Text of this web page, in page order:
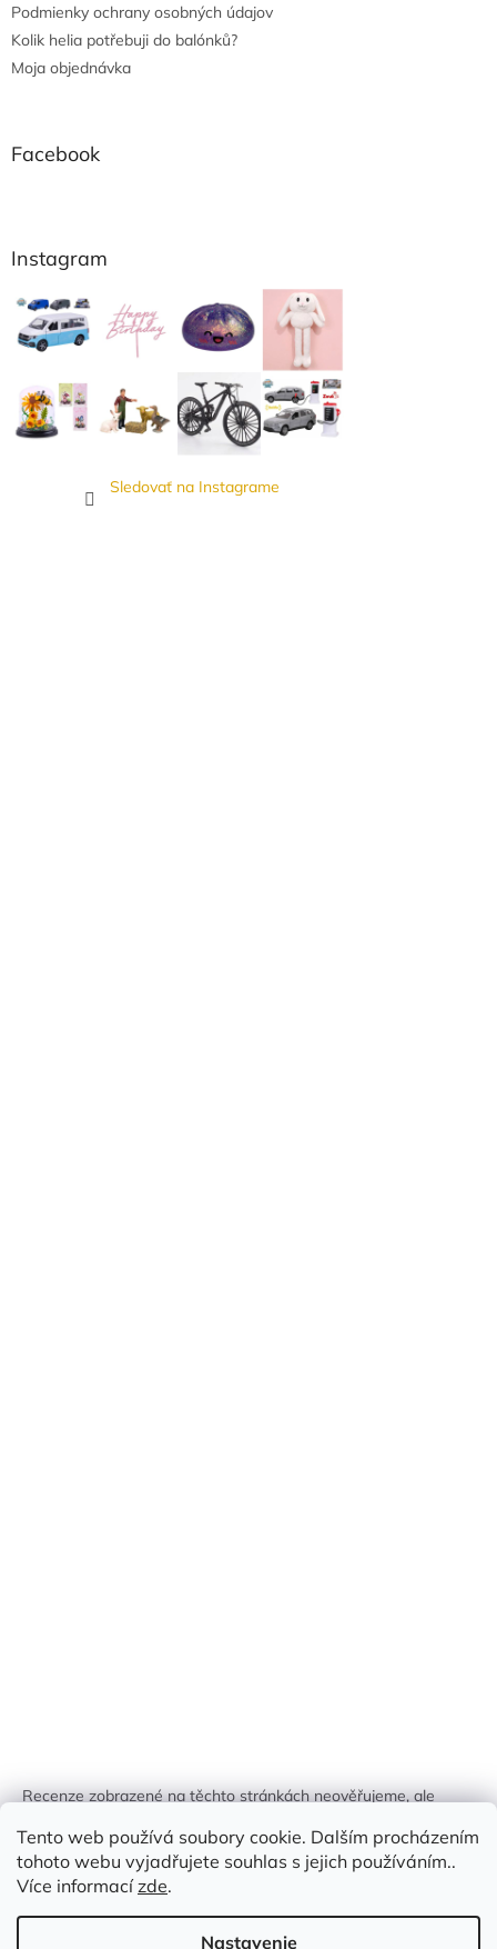
Tento web používá soubory cookie. Dalším procházením
tohoto webu vyjadřujete souhlas s jejich používáním..
Více informacízde.
Nastavenie
Podmienky ochrany osobných údajov
Kolik helia potřebuji do balónků?
Moja objednávka
Facebook
Instagram
Sledovať na Instagrame
Recenze zobrazené na těchto stránkách neověřujeme, ale
identifikován.